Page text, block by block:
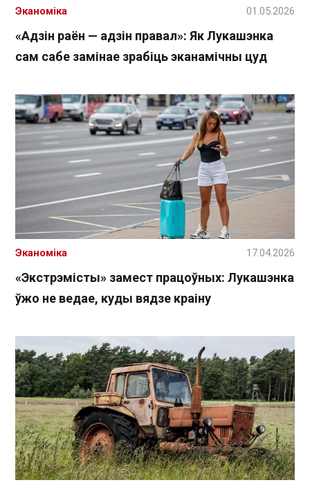
«Адзін раён — адзін правал»: Як Лукашэнка
сам сабе замінае зрабіць эканамічны цуд
Эканоміка 01.05.2026
«Экстрэмісты» замест працоўных: Лукашэнка
ўжо не ведае, куды вядзе краіну
Эканоміка 17.04.2026